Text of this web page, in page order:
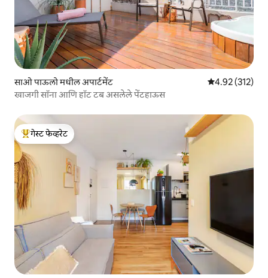
साओ पाऊलो मधील अपार्टमेंट 5 पैकी 4.92
4.92 (312)
खाजगी सॉना आणि हॉट टब असलेले पेंटहाऊस
टॉप गेस्ट फेव्हरेट
गेस्ट फेव्हरेट